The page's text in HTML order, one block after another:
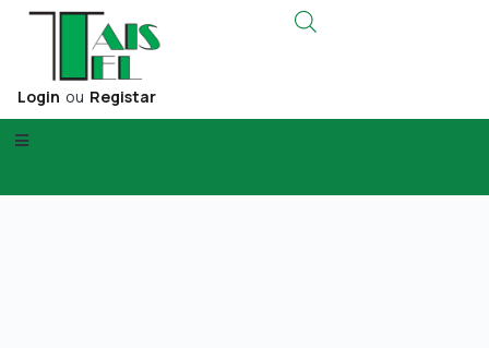
Login ou Registar